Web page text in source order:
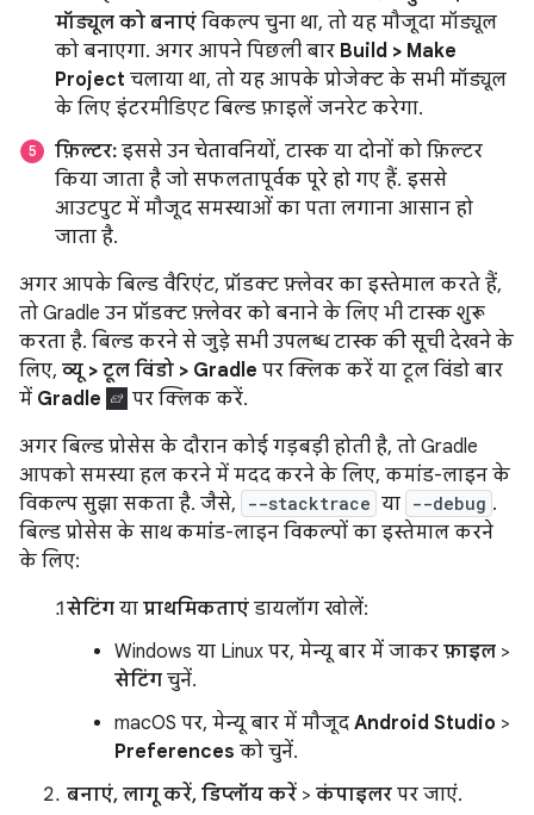
मॉड्यूल को बनाएं विकल्प चुना था, तो यह मौजूदा मॉड्यूल
को बनाएगा. अगर आपने पिछली बार Build > Make
Project चलाया था, तो यह आपके प्रोजेक्ट के सभी मॉड्यूल
के लिए इंटरमीडिएट बिल्ड फ़ाइलें जनरेट करेगा.
फ़िल्टर: इससे उन चेतावनियों, टास्क या दोनों को फ़िल्टर
किया जाता है जो सफलतापूर्वक पूरे हो गए हैं. इससे
आउटपुट में मौजूद समस्याओं का पता लगाना आसान हो
जाता है.
अगर आपके बिल्ड वैरिएंट, प्रॉडक्ट फ़्लेवर का इस्तेमाल करते हैं,
तो Gradle उन प्रॉडक्ट फ़्लेवर को बनाने के लिए भी टास्क शुरू
करता है. बिल्ड करने से जुड़े सभी उपलब्ध टास्क की सूची देखने के
लिए, व्यू > टूल विंडो > Gradle पर क्लिक करें या टूल विंडो बार
में Gradle
पर क्लिक करें.
अगर बिल्ड प्रोसेस के दौरान कोई गड़बड़ी होती है, तो Gradle
आपको समस्या हल करने में मदद करने के लिए, कमांड-लाइन के
विकल्प सुझा सकता है. जैसे,
--stacktrace या --debug .
बिल्ड प्रोसेस के साथ कमांड-लाइन विकल्पों का इस्तेमाल करने
के लिए:
सेटिंग या प्राथमिकताएं डायलॉग खोलें:
Windows या Linux पर, मेन्यू बार में जाकर फ़ाइल >
सेटिंग चुनें.
macOS पर, मेन्यू बार में मौजूद Android Studio >
Preferences को चुनें.
बनाएं, लागू करें, डिप्लॉय करें > कंपाइलर पर जाएं.